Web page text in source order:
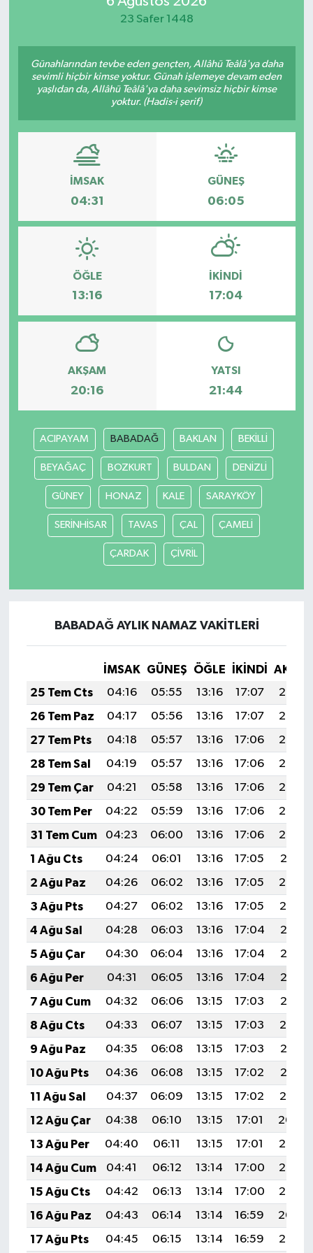
23 Safer 1448
Günahlarından tevbe eden gençten, Allâhü Teâlâ'ya daha
sevimli hiçbir kimse yoktur. Günah işlemeye devam eden
yaşlıdan da, Allâhü Teâlâ'ya daha sevimsiz hiçbir kimse
yoktur. (Hadis-i şerif)
İMSAK
04:31
GÜNEŞ
06:05
ÖĞLE
13:16
İKINDI
17:04
AKŞAM
20:16
YATSI
21:44
ACIPAYAM BABADAĞ BAKLAN BEKİLLİ
BEYAĞAÇ BOZKURT BULDAN DENİZLİ
GÜNEY HONAZ KALE SARAYKÖY
SERİNHİSAR TAVAS ÇAL ÇAMELİ
ÇARDAK ÇİVRİL
BABADAĞ AYLIK NAMAZ VAKITLERI
İMSAK GÜNEŞ ÖĞLE İKINDI
25 Tem Cts
04:16 05:55 13:16 17:07
20:27
26 Tem Paz
04:17 05:56 13:16 17:07
20:27
27 Tem Pts
04:18 05:57 13:16 17:06
20:26
28 Tem Sal
04:19 05:57 13:16 17:06
20:25
29 Tem Çar
04:21 05:58 13:16 17:06
20:24
30 Tem Per
04:22 05:59 13:16 17:06
20:23
31 Tem Cum
04:23 06:00 13:16 17:06
20:22
1 Ağu Cts
04:24 06:01 13:16 17:05
20:21
2 Ağu Paz
04:26 06:02 13:16 17:05
20:20
3 Ağu Pts
04:27 06:02 13:16 17:05
20:19
4 Ağu Sal
04:28 06:03 13:16 17:04
20:18
5 Ağu Çar
04:30 06:04 13:16 17:04
20:17
6 Ağu Per
04:31 06:05 13:16 17:04
20:16
7 Ağu Cum
04:32 06:06 13:15 17:03
20:15
8 Ağu Cts
04:33 06:07 13:15 17:03
20:14
9 Ağu Paz
04:35 06:08 13:15 17:03
20:13
10 Ağu Pts
04:36 06:08 13:15 17:02
20:12
11 Ağu Sal
04:37 06:09 13:15 17:02
20:10
12 Ağu Çar
04:38 06:10 13:15 17:01
20:09
13 Ağu Per
04:40 06:11 13:15 17:01
20:08
14 Ağu Cum
04:41 06:12 13:14 17:00
20:07
15 Ağu Cts
04:42 06:13 13:14 17:00
20:06
16 Ağu Paz
04:43 06:14 13:14 16:59
20:04
17 Ağu Pts
04:45 06:15 13:14 16:59 20:03
Özel
Resmi İlanlar
Sağlık
Siyaset
Yerel Yönetimler